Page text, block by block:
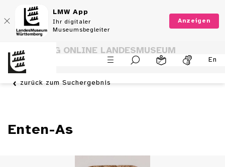
LMW App
Ihr digitaler
Museumsbegleiter
Anzeigen
En
SAMMLUNG ONLINE LANDESMUSEUM
WÜRTTEMBERG
zurück zum Suchergebnis
Enten-As